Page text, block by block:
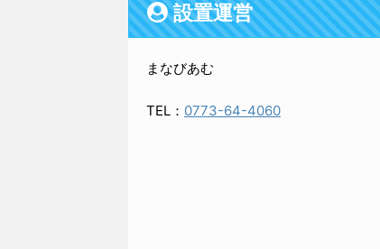
設置運営
まなびあむ
TEL： 0773-64-4060